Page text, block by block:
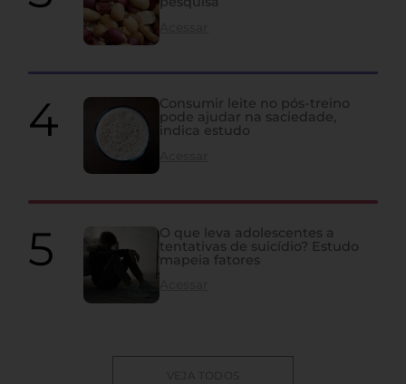
Consumir leite no pós-treino
pode ajudar na saciedade,
indica estudo
O que leva adolescentes a
tentativas de suicídio? Estudo
mapeia fatores
VEJA TODOS